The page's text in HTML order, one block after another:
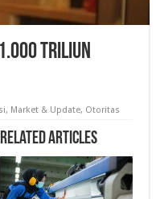
Triliun
, Market & Update, Otoritas
Related Articles